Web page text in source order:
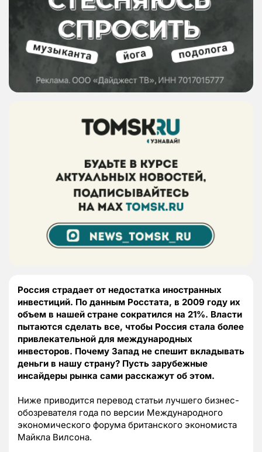
Россия страдает от недостатка иностранных
инвестиций. По данным Росстата, в 2009 году их
объем в нашей стране сократился на 21%. Власти
пытаются сделать все, чтобы Россия стала более
привлекательной для международных
инвесторов. Почему Запад не спешит вкладывать
деньги в нашу страну? Пусть зарубежные
инсайдеры рынка сами расскажут об этом.
Ниже приводится перевод статьи лучшего бизнес-
обозревателя года по версии Международного
экономического форума британского экономиста
Майкла Вилсона.